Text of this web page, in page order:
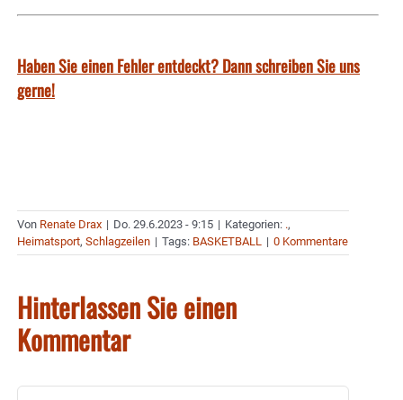
Haben Sie einen Fehler entdeckt? Dann schreiben Sie uns
gerne!
Von Renate Drax | Do. 29.6.2023 - 9:15 | Kategorien: .,
Heimatsport, Schlagzeilen | Tags: BASKETBALL | 0 Kommentare
Hinterlassen Sie einen
Kommentar